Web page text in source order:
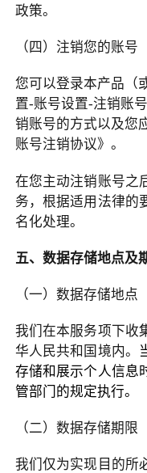
政策。
（四）注销您的账号
您可以登录本产品（
置-账号设置-注销账
销账号的方式以及您
账号注销协议》。
在您主动注销账号之
务，根据适用法律的
名化处理。
五、数据存储地点及
（一）数据存储地点
我们在本服务项下收
华人民共和国境内。
存储和展示个人信息
管部门的规定执行。
（二）数据存储期限
我们仅为实现目的所